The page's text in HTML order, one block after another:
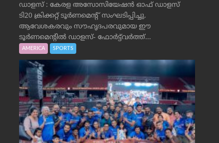
ഡാളസ് : കേരള അസോസിയേഷൻ ഓഫ് ഡാളസ്
ടി20 ക്രിക്കറ്റ് ടൂർണമെന്റ് സംഘടിപ്പിച്ചു.
ആവേശകരവും സൗഹൃദപരവുമായ ഈ
ടൂർണമെന്റിൽ ഡാളസ്- ഫോർട്ട്‌വര്‍ത്ത്...
AMERICA SPORTS